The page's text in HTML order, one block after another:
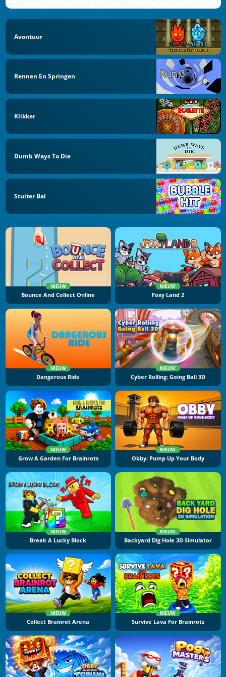
Avontuur
Rennen En Springen
Klikker
Dumb Ways To Die
Stuiter Bal
NIEUW
Bounce And Collect Online
NIEUW
Foxy Land 2
NIEUW
Dangerous Ride
NIEUW
Cyber Rolling: Going Ball 3D
NIEUW
Grow A Garden For Brainrots
NIEUW
Obby: Pump Up Your Body
NIEUW
Break A Lucky Block
NIEUW
Backyard Dig Hole 3D Simulator
NIEUW
Collect Brainrot Arena
NIEUW
Survive Lava For Brainrots